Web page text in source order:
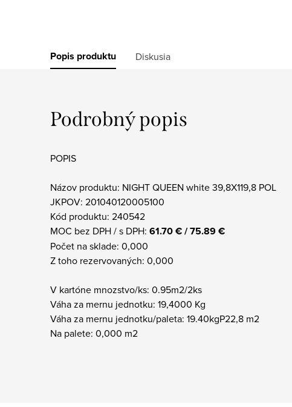
Popis produktu Diskusia
Podrobný popis
POPIS
Názov produktu: NIGHT QUEEN white 39,8X119,8 POL
JKPOV: 201040120005100
Kód produktu: 240542
MOC bez DPH / s DPH: 61.70 € / 75.89 €
Počet na sklade: 0,000
Z toho rezervovaných: 0,000
V kartóne mnozstvo/ks: 0.95m2/2ks
Váha za mernu jednotku: 19,4000 Kg
Váha za mernu jednotku/paleta: 19.40kgP22,8 m2
Na palete: 0,000 m2